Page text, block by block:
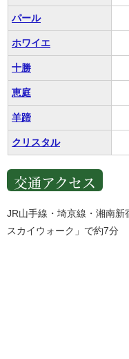
パール
ホワイエ
十勝
恵庭
羊蹄
クリスタル
交通アクセス
JR山手線・埼京線・湘南
スカイウォーク」で約7分